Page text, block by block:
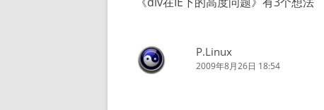
航
P.Linux
2009年8月26日 18:54